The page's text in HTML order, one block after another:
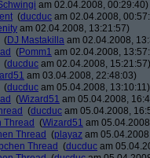
am 02.04.2008, 00:29:40)
(ducduc am 02.04.2008,
am 02.04.2008, 13:21:57)
(DJ Mastakilla am 02.04.2008,
(Pomm1 am 02.04.2008,
(ducduc am 02.04.2008, 15:21:57)
am 03.04.2008, 22:48:03)
(ducduc am 05.04.2008, 13:10:11)
(Wizard51 am 05.04.2008,
(ducduc am 05.04.2008,
Thread (Wizard51 am
Thread (playaz am
Thread (ducduc am